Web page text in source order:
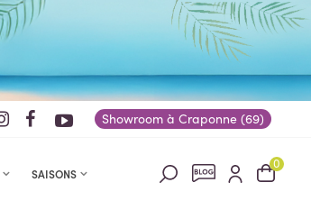
Showroom à Craponne (69)
SAISONS
0